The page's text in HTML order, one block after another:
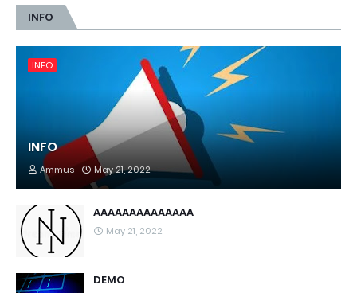
INFO
INFO
INFO
Ammus May 21, 2022
AAAAAAAAAAAAAA
May 21, 2022
DEMO